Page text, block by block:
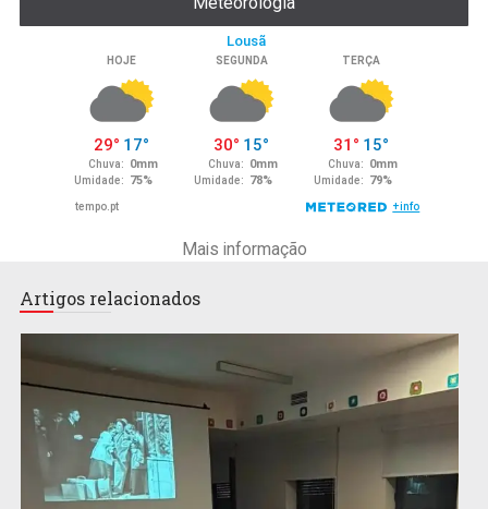
Mais informação
Artigos relacionados